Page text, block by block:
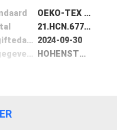
OEKO-TEX 100
21.HCN.67773
Uitgiftedatum 2024-09-30
Uitgegeven door
HOHENSTEIN TEXTILE Intitute Gmbh& Co.KG